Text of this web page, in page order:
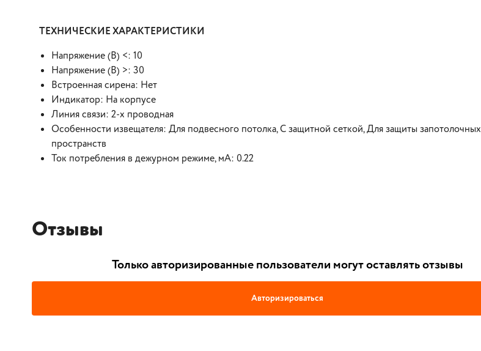
ТЕХНИЧЕСКИЕ ХАРАКТЕРИСТИКИ
Напряжение (В) <: 10
Напряжение (В) >: 30
Встроенная сирена: Нет
Индикатор: На корпусе
Линия связи: 2-х проводная
Особенности извещателя: Для подвесного потолка, С защитной сеткой, Для защиты запотолочных
пространств
Ток потребления в дежурном режиме, мА: 0.22
Отзывы
Только авторизированные пользователи могут оставлять отзывы
Авторизироваться